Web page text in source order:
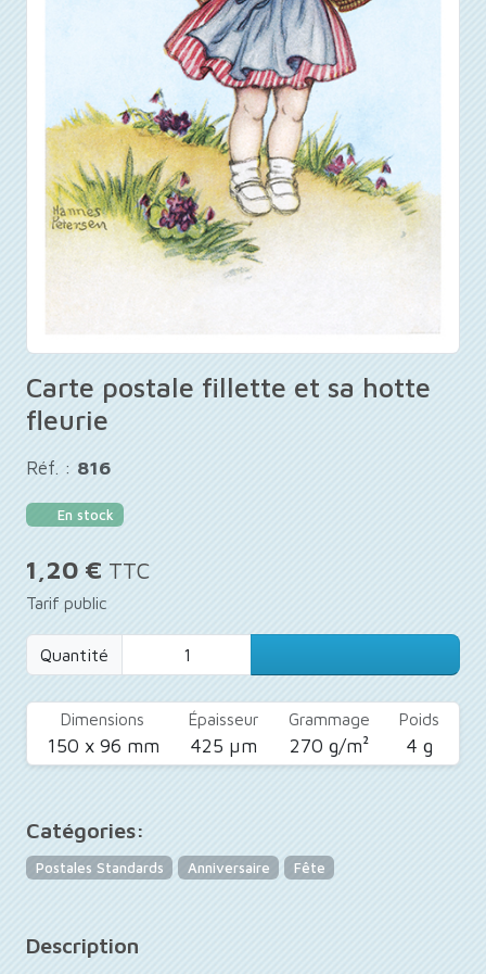
Carte postale fillette et sa hotte
fleurie
Réf. : 816
En stock
1,20 € TTC
Tarif public
Quantité
Dimensions
150 x 96 mm
Épaisseur
425 µm
Grammage
270 g/m²
Poids
4 g
Catégories:
Postales Standards Anniversaire Fête
Description